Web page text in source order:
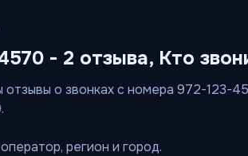
- 2 отзыва, Кто
отзывы о звонках с номера 972-123-
регион и город.